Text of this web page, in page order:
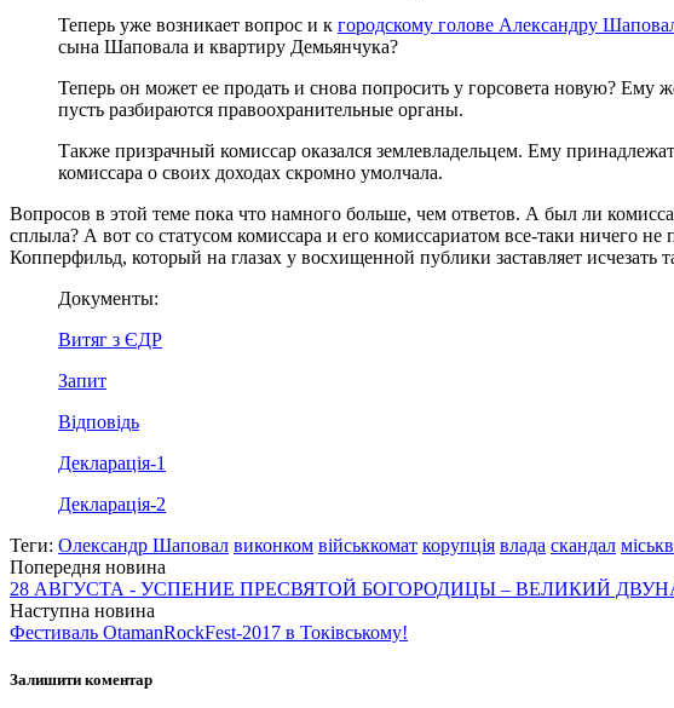
Теперь уже возникает вопрос и к городскому голове Александру
сына Шаповала и квартиру Демьянчука?
Теперь он может ее продать и снова попросить у горсовета новую?
пусть разбираются правоохранительные органы.
Также призрачный комиссар оказался землевладельцем. Ему
комиссара о своих доходах скромно умолчала.
Вопросов в этой теме пока что намного больше, чем ответов. А был ли
сплыла? А вот со статусом комиссара и его комиссариатом все-таки ничего
Копперфильд, который на глазах у восхищенной публики заставляет
Документы:
Витяг з ЄДР
Запит
Відповідь
Декларація-1
Декларація-2
Теги: Олександр Шаповал виконком військкомат корупція влада скандал
Попередня новина
28 АВГУСТА - УСПЕНИЕ ПРЕСВЯТОЙ БОГОРОДИЦЫ – ВЕЛИКИЙ
Наступна новина
Фестиваль OtamanRockFest-2017 в Токівському!
Залишити коментар